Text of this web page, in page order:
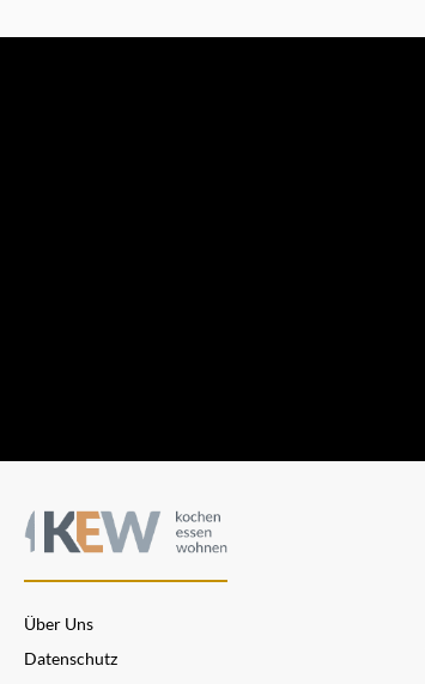
Über Uns
Datenschutz